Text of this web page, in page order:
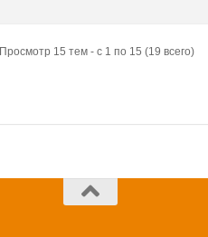
Просмотр 15 тем - с 1 по 15 (19 всего)